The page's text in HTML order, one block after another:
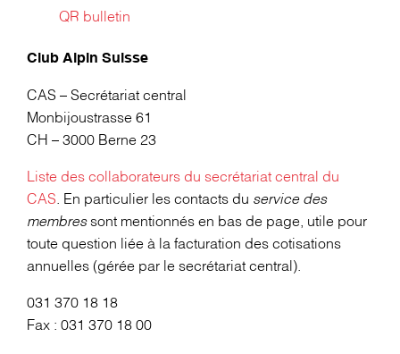
QR bulletin
Club Alpin Suisse
CAS – Secrétariat central
Monbijoustrasse 61
CH – 3000 Berne 23
Liste des collaborateurs du secrétariat central du
CAS . En particulier les contacts du service des
membressont mentionnés en bas de page, utile pour
toute question liée à la facturation des cotisations
annuelles (gérée par le secrétariat central).
031 370 18 18
Fax : 031 370 18 00